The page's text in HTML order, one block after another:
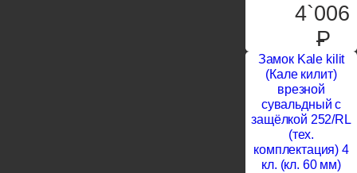
4`006
P
Замок Kale kilit
(Кале килит)
врезной
сувальдный с
защёлкой 252/RL
(тех.
комплектация) 4
кл. (кл. 60 мм)